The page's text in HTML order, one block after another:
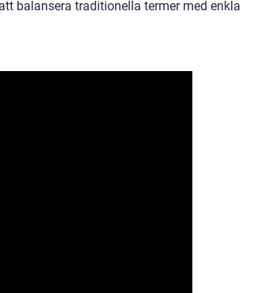
balansera traditionella termer med enkla